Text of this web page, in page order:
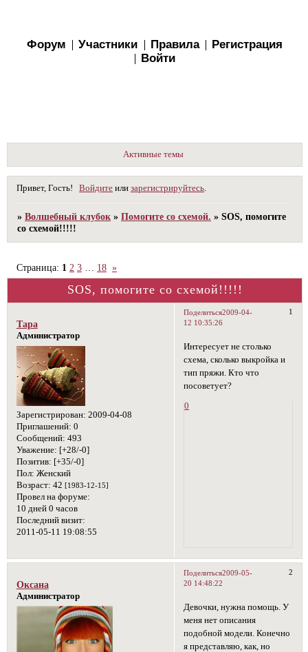
Форум Участники Правила
Регистрация
Войти
Активные темы
Привет, Гость! Войдите илизарегистрируйтесь
»Волшебный клубок »Помогите со схемой. »SOS, помогите
со схемой!!!!!
SOS, помогите со схемой!!!!!
Страница: 1 2 3 18 »
Поделиться 1
2009-04-
12 10:35:26
Тара
Администратор
Зарегистрирован: 2009-04-08
Приглашений: 0
Сообщений: 493
Уважение: [+28/-0]
Позитив: [+35/-0]
Пол: Женский
Возраст: 42 [1983-12-15]
Провел на форуме:
10 дней 0 часов
Последний визит:
2011-05-11 19:08:55
Интересует не столько
схема, сколько выкройка и
тип пряжи. Кто что
посоветует?
0
Поделиться 2
2009-05-
20 14:48:22
Оксана
Администратор
Девочки, нужна помощь. У
меня нет описания
подобной модели. Конечно
я представляю, как, но